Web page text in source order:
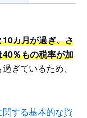
カ月が過ぎ、さ
％もの税率が加
ぎているため、
する基本的な資